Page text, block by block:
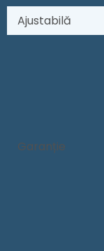
Ajustabilă
Garanție